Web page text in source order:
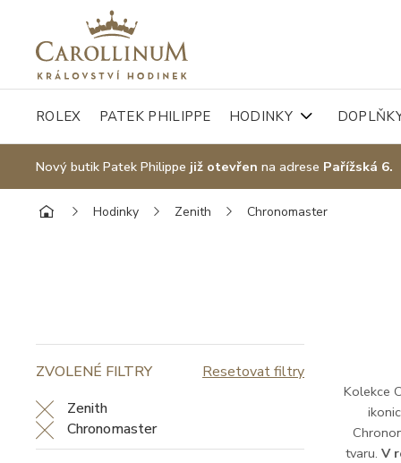
ROLEX PATEK PHILIPPE HODINKY
Nový butik Patek Philippe již otevřen na adrese Pařížská 6.
Hodinky Zenith Chronomaster
Kolekce
tvaru. V